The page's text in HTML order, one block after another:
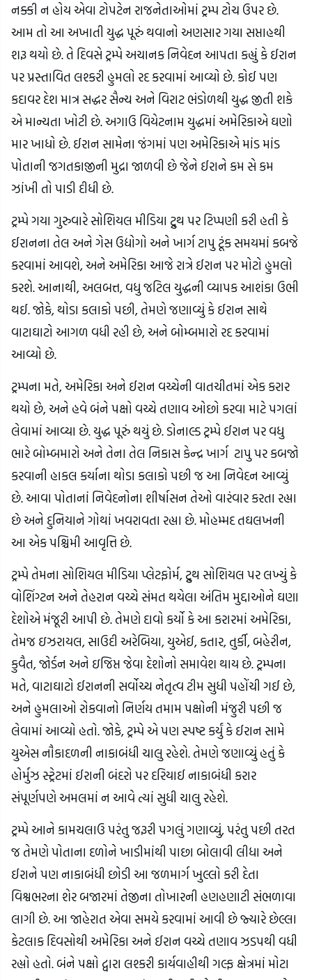
નક્કી ન હોય એવા ટોપટેન રાજનેતાઓમાં ટ્રમ્પ ટોચ ઉપર છે.
આમ તો આ અખાતી યુદ્ધ પૂરું થવાનો અણસાર ગયા સપ્તાહથી
શરૂ થયો છે. તે દિવસે ટ્રમ્પે અચાનક નિવેદન આપતા કહ્યું કે ઈરાન
પર પ્રસ્તાવિત લશ્કરી હુમલો રદ કરવામાં આવ્યો છે. કોઈ પણ
કદાવર દેશ માત્ર સદ્ધર સૈન્ય અને વિરાટ ભંડોળથી યુદ્ધ જીતી શકે
એ માન્યતા ખોટી છે. અગાઉ વિયેટનામ યુદ્ધમાં અમેરિકાએ ઘણો
માર ખાધો છે. ઈરાન સામેના જંગમાં પણ અમેરિકાએ માંડ માંડ
પોતાની જગતકાજીની મુદ્રા જાળવી છે જેને ઈરાને કમ સે કમ
ઝાંખી તો પાડી દીધી છે.
ટ્રમ્પે ગયા ગુરુવારે સોશિયલ મીડિયા ટ્રુથ પર ટિપ્પણી કરી હતી કે
ઈરાનના તેલ અને ગેસ ઉદ્યોગો અને ખાર્ગ ટાપુ ટૂંક સમયમાં કબજે
કરવામાં આવશે, અને અમેરિકા આજે રાત્રે ઈરાન પર મોટો હુમલો
કરશે. આનાથી, અલબત્ત, વધુ જટિલ યુદ્ધની વ્યાપક આશંકા ઉભી
થઈ. જોકે, થોડા કલાકો પછી, તેમણે જણાવ્યું કે ઈરાન સાથે
વાટાઘાટો આગળ વધી રહી છે, અને બોમ્બમારો રદ કરવામાં
આવ્યો છે.
ટ્રમ્પના મતે, અમેરિકા અને ઈરાન વચ્ચેની વાતચીતમાં એક કરાર
થયો છે, અને હવે બંને પક્ષો વચ્ચે તણાવ ઓછો કરવા માટે પગલાં
લેવામાં આવ્યા છે. યુદ્ધ પૂરું થયું છે. ડોનાલ્ડ ટ્રમ્પે ઈરાન પર વધુ
ભારે બોમ્બમારો અને તેના તેલ નિકાસ કેન્દ્ર ખાર્ગ ટાપુ પર કબજો
કરવાની હાકલ કર્યાના થોડા કલાકો પછી જ આ નિવેદન આવ્યું
છે. આવા પોતાનાં નિવેદનોના શીર્ષાસન તેઓ વારંવાર કરતા રહ્યા
છે અને દુનિયાને ગોથાં ખવરાવતા રહ્યા છે. મોહમ્મદ તઘલખની
આ એક પશ્ચિમી આવૃત્તિ છે.
ટ્રમ્પે તેમના સોશિયલ મીડિયા પ્લેટફોર્મ, ટ્રુથ સોશિયલ પર લખ્યું કે
વોશિંગ્ટન અને તેહરાન વચ્ચે સંમત થયેલા અંતિમ મુદ્દાઓને ઘણા
દેશોએ મંજૂરી આપી છે. તેમણે દાવો કર્યો કે આ કરારમાં અમેરિકા,
તેમજ ઇઝરાયલ, સાઉદી અરેબિયા, યુએઈ, કતાર, તુર્કી, બહેરીન,
કુવૈત, જોર્ડન અને ઇજિપ્ત જેવા દેશોનો સમાવેશ થાય છે. ટ્રમ્પના
મતે, વાટાઘાટો ઈરાનની સર્વોચ્ચ નેતૃત્વ ટીમ સુધી પહોંચી ગઈ છે,
અને હુમલાઓ રોકવાનો નિર્ણય તમામ પક્ષોની મંજુરી પછી જ
લેવામાં આવ્યો હતો. જોકે, ટ્રમ્પે એ પણ સ્પષ્ટ કર્યું કે ઈરાન સામે
યુએસ નૌકાદળની નાકાબંધી ચાલુ રહેશે. તેમણે જણાવ્યું હતું કે
હોર્મુઝ સ્ટ્રેટમાં ઈરાની બંદરો પર દરિયાઈ નાકાબંધી કરાર
સંપૂર્ણપણે અમલમાં ન આવે ત્યાં સુધી ચાલુ રહેશે.
ટ્રમ્પે આને કામચલાઉ પરંતુ જરૂરી પગલું ગણાવ્યું, પરંતુ પછી તરત
જ તેમણે પોતાના દળોને ખાડીમાંથી પાછા બોલાવી લીધા અને
ઈરાને પણ નાકાબંધી છોડી આ જળમાર્ગ ખુલ્લો કરી દેતા
વિશ્વભરના શેર બજારમાં તેજીના તોખારની હણહણાટી સંભળાવા
લાગી છે. આ જાહેરાત એવા સમયે કરવામાં આવી છે જ્યારે છેલ્લા
કેટલાક દિવસોથી અમેરિકા અને ઈરાન વચ્ચે તણાવ ઝડપથી વધી
રહ્યો હતો. બંને પક્ષો દ્વારા લશ્કરી કાર્યવાહીથી ગલ્ફ ક્ષેત્રમાં મોટા